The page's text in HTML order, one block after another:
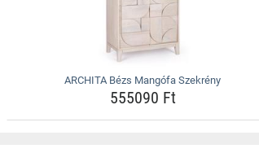
ARCHITA Bézs Mangófa Szekrény
555090 Ft